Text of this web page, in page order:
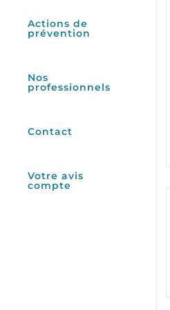
Actions de
prévention
Nos
professionnels
Contact
Votre avis
compte